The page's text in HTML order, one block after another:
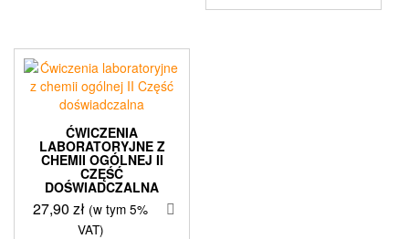
ĆWICZENIA
LABORATORYJNE Z
CHEMII OGÓLNEJ II
CZĘŚĆ
DOŚWIADCZALNA
27,90zł (w tym 5%
VAT)